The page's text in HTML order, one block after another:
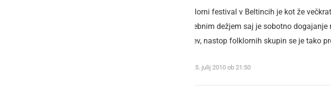
40. folklorni festival v Beltincih je kot že
prepotrebnim dežjem saj je sobotno
prireditev, nastop folklornih skupin se je tako
nedelja, 25. julij 2010 ob 21:50